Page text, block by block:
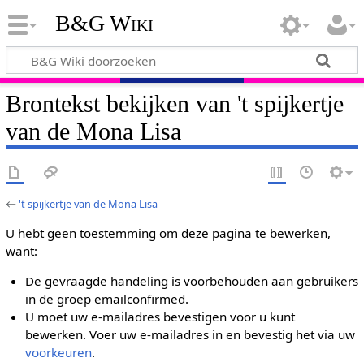
B&G Wiki
Brontekst bekijken van 't spijkertje
van de Mona Lisa
←'t spijkertje van de Mona Lisa
U hebt geen toestemming om deze pagina te bewerken,
want:
De gevraagde handeling is voorbehouden aan gebruikers
in de groep emailconfirmed.
U moet uw e-mailadres bevestigen voor u kunt
bewerken. Voer uw e-mailadres in en bevestig het via uw
voorkeuren.